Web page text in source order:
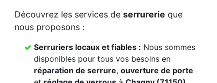
Découvrez les services de serrurerie que
nous proposons :
Serruriers locaux et fiables : Nous sommes
disponibles pour tous vos besoins en
réparation de serrure, ouverture de porte